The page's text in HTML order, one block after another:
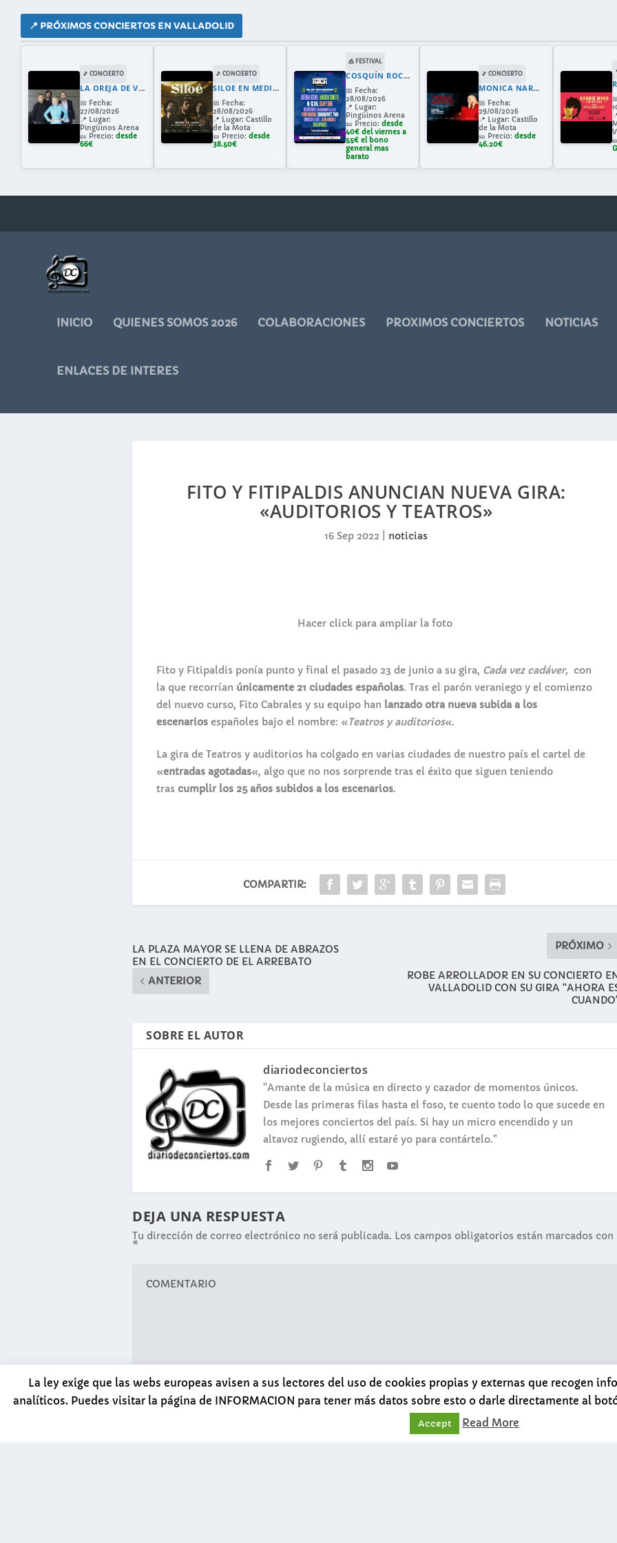
📍 PRÓXIMOS CONCIERTOS EN VALLADOLID
🎵 CONCIERTO
LA OREJA DE VAN GOGH EN VALLADOLID 2026: GIRA 30 ANIVERSARIO CON AMAIA MONTERO
📅 Fecha:
27/08/2026
📍 Lugar:
Pingüinos Arena
🎫 Precio: desde
66€
🎵 CONCIERTO
SILOE EN MEDINA DEL CAMPO
📅 Fecha:
28/08/2026
📍 Lugar: Castillo
de la Mota
🎫 Precio: desde
38.50€
🎪 FESTIVAL
COSQUÍN ROCK VALLADOLID 2026
📅 Fecha:
28/08/2026
📍 Lugar:
Pingüinos Arena
🎫 Precio: desde
40€ del viernes a
55€ el bono
general mas
barato
🎵 CONCIERTO
MONICA NARANJO EN MEDINA DEL CAMPO
📅 Fecha:
29/08/2026
📍 Lugar: Castillo
de la Mota
🎫 Precio: desde
46.20€
INICIO QUIENES SOMOS 2026 COLABORACIONES PROXIMOS CONCIERTOS NOTICIAS
ENLACES DE INTERES
FITO Y FITIPALDIS ANUNCIAN NUEVA GIRA:
«AUDITORIOS Y TEATROS»
16 Sep 2022 noticias
Hacer click para ampliar la foto
Fito y Fitipaldis ponía punto y final el pasado 23 de junio a su gira, Cada vez cadáver, con
la que recorrían únicamente 21 ciudades españolas. Tras el parón veraniego y el comienzo
del nuevo curso, Fito Cabrales y su equipo han lanzado otra nueva subida a los
escenarios españoles bajo el nombre: «Teatros y auditorios«.
La gira de Teatros y auditorios ha colgado en varias ciudades de nuestro país el cartel de
«entradas agotadas«, algo que no nos sorprende tras el éxito que siguen teniendo
tras cumplir los 25 años subidos a los escenarios.
COMPARTIR:
LA PLAZA MAYOR SE LLENA DE ABRAZOS
EN EL CONCIERTO DE EL ARREBATO
ANTERIOR
PRÓXIMO
ROBE ARROLLADOR EN SU CONCIERTO
VALLADOLID CON SU GIRA “AHORA
SOBRE EL AUTOR
diariodeconciertos
"Amante de la música en directo y cazador de momentos únicos.
Desde las primeras filas hasta el foso, te cuento todo lo que sucede en
los mejores conciertos del país. Si hay un micro encendido y un
altavoz rugiendo, allí estaré yo para contártelo."
DEJA UNA RESPUESTA
Tu dirección de correo electrónico no será publicada. Los campos obligatorios están marcados con
*
La ley exige que las webs europeas avisen a sus lectores del uso de cookies propias y externas que recogen
analíticos. Puedes visitar la página de INFORMACION para tener más datos sobre esto o darle directamente al
Accept Read More